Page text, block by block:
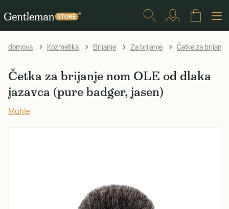
domova Kozmetika Brijanje Za brijanje Četke za brijanje
Četka za brijanje nom OLE od dlaka
jazavca (pure badger, jasen)
Mühle